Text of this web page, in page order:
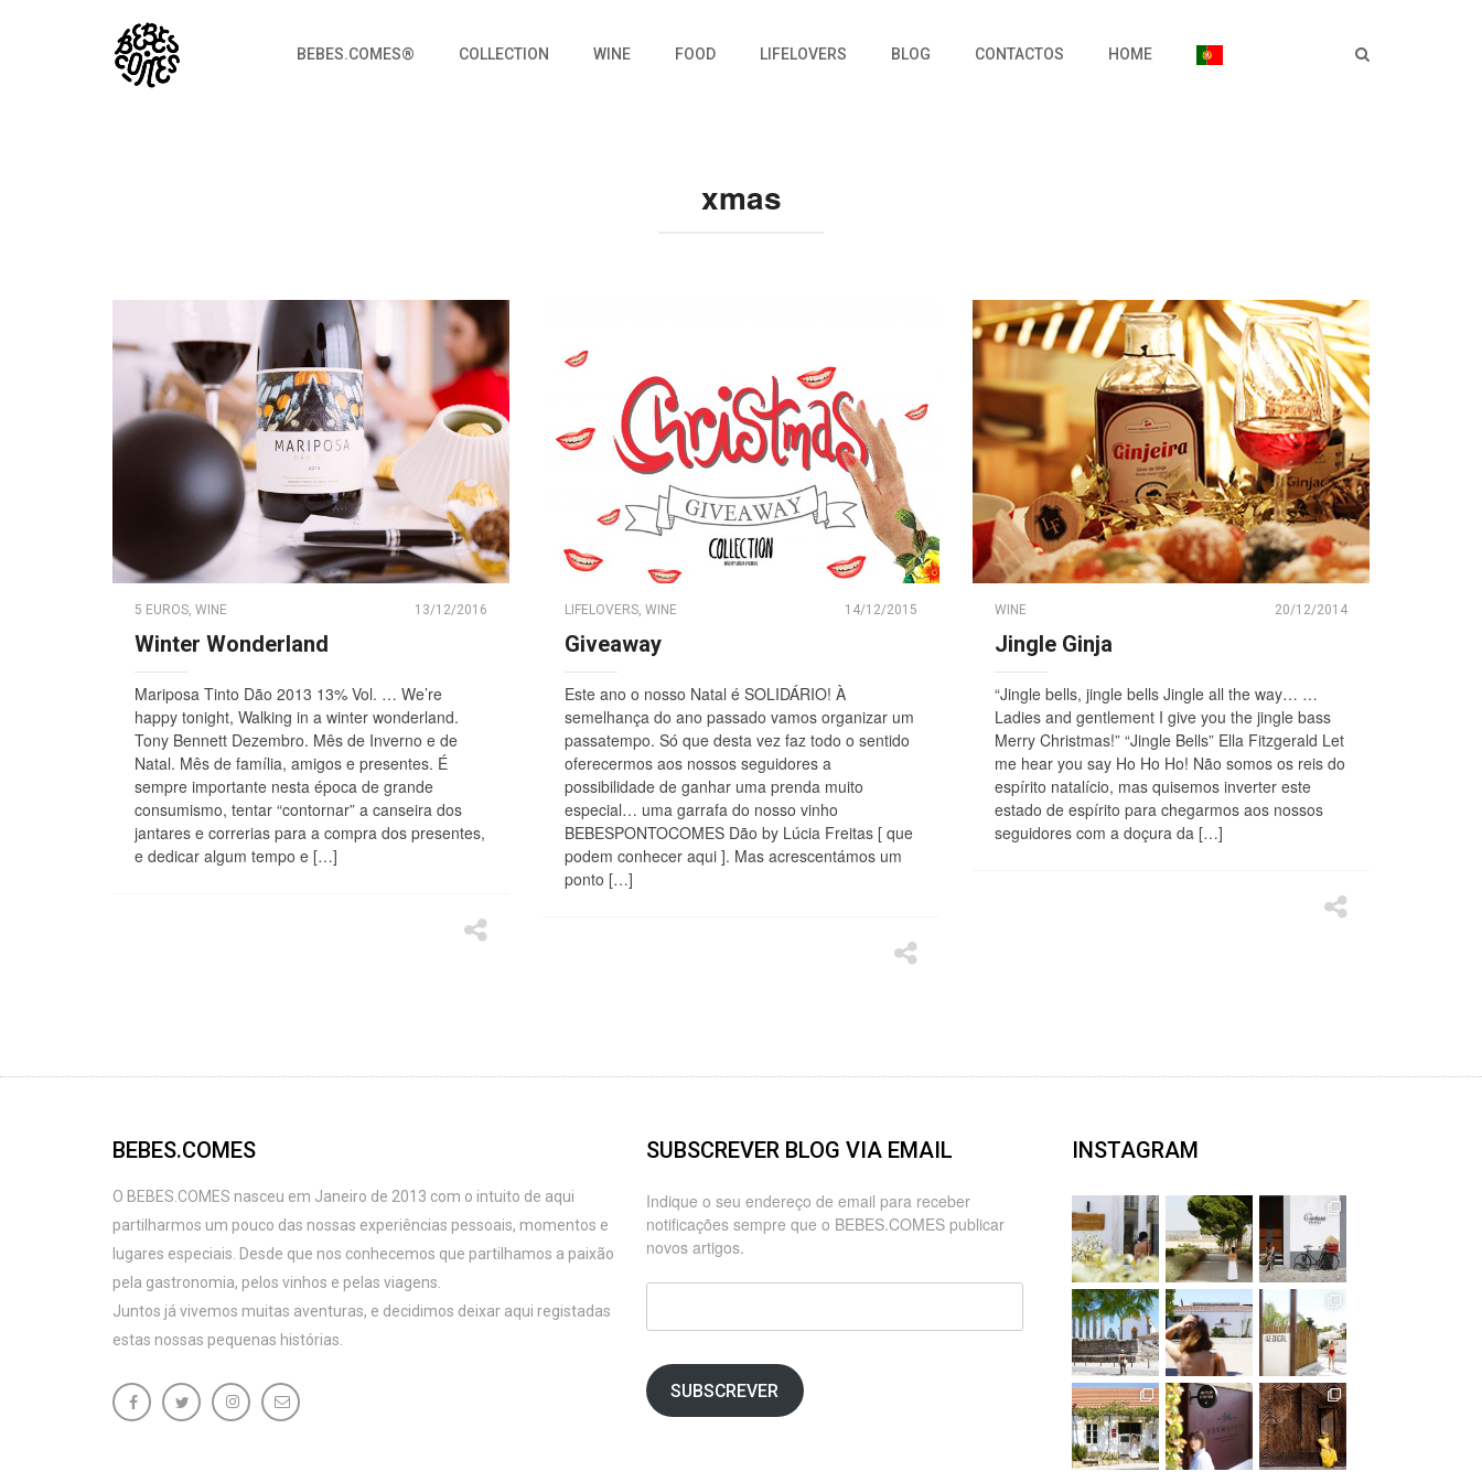
BEBES.COMES® COLLECTION WINE FOOD LIFELOVERS BLOG CONTACTOS HOME
xmas
5 EUROS, WINE 13/12/2016
Winter Wonderland
Mariposa Tinto Dão 2013 13% Vol. … We’re
happy tonight, Walking in a winter wonderland.
Tony Bennett Dezembro. Mês de Inverno e de
Natal. Mês de família, amigos e presentes. É
sempre importante nesta época de grande
consumismo, tentar “contornar” a canseira dos
jantares e correrias para a compra dos presentes,
e dedicar algum tempo e […]
LIFELOVERS, WINE 14/12/2015
Giveaway
Este ano o nosso Natal é SOLIDÁRIO! À
semelhança do ano passado vamos organizar um
passatempo. Só que desta vez faz todo o sentido
oferecermos aos nossos seguidores a
possibilidade de ganhar uma prenda muito
especial… uma garrafa do nosso vinho
BEBESPONTOCOMES Dão by Lúcia Freitas [ que
podem conhecer aqui ]. Mas acrescentámos um
ponto […]
WINE 20/12/2014
Jingle Ginja
“Jingle bells, jingle bells Jingle all the way… …
Ladies and gentlement I give you the jingle bass
Merry Christmas!” “Jingle Bells” Ella Fitzgerald Let
me hear you say Ho Ho Ho! Não somos os reis do
espírito natalício, mas quisemos inverter este
estado de espírito para chegarmos aos nossos
seguidores com a doçura da […]
BEBES.COMES
O BEBES.COMES nasceu em Janeiro de 2013 com o intuito de aqui
partilharmos um pouco das nossas experiências pessoais, momentos e
lugares especiais. Desde que nos conhecemos que partilhamos a paixão
pela gastronomia, pelos vinhos e pelas viagens.
Juntos já vivemos muitas aventuras, e decidimos deixar aqui registadas
estas nossas pequenas histórias.
SUBSCREVER BLOG VIA EMAIL
Indique o seu endereço de email para receber
notificações sempre que o BEBES.COMES publicar
novos artigos.
SUBSCREVER
INSTAGRAM